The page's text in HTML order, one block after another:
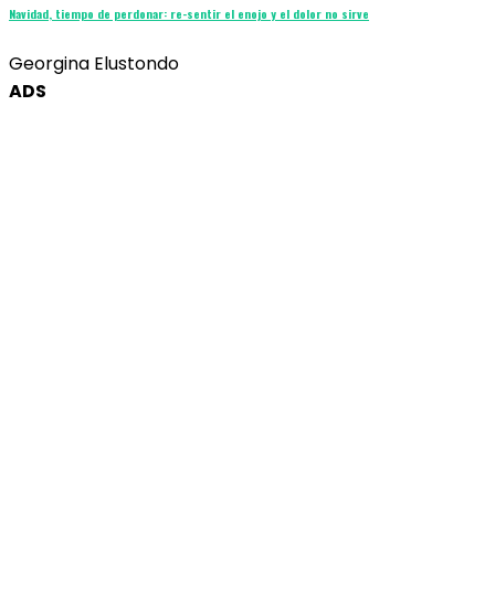
Navidad, tiempo de perdonar: re-sentir el enojo y el dolor no sirve
Georgina Elustondo
ADS